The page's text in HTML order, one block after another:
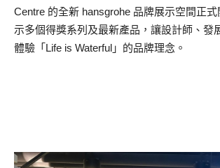
Centre 的全新 hansgrohe 品牌展示空間正
示多個得獎系列及最新產品，讓設計師、發
體驗「Life is Waterful」的品牌理念。